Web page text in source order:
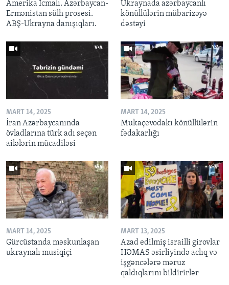
Amerika İcmalı. Azərbaycan-
Ermənistan sülh prosesi.
ABŞ-Ukrayna danışıqları.
Ukraynada azərbaycanlı
könüllülərin mübarizəyə
dəstəyi
MART 14, 2025
İran Azərbaycanında
övladlarına türk adı seçən
ailələrin mücadiləsi
MART 14, 2025
Mukaçevodakı könüllülərin
fədakarlığı
MART 14, 2025
Gürcüstanda məskunlaşan
ukraynalı musiqiçi
MART 13, 2025
Azad edilmiş israilli girovlar
HƏMAS əsirliyində aclıq və
işgəncələrə məruz
qaldıqlarını bildirirlər